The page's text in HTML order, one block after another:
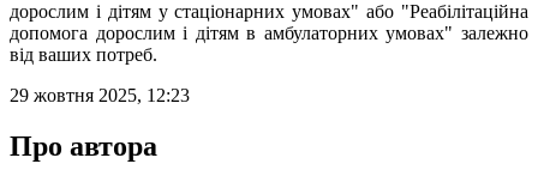
дорослим і дітям у стаціонарних умовах" або "Реабілітаційна
допомога дорослим і дітям в амбулаторних умовах" залежно
від ваших потреб.
29 жовтня 2025, 12:23
Про автора